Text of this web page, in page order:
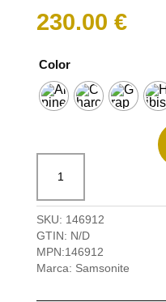
230.00 €
Color
grande
75/28
de
Samsonite
cantidad
SKU: 146912
GTIN: N/D
MPN:146912
Marca: Samsonite